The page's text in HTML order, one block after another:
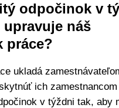
odpočinok v
upravuje náš
práce?
ukladá
ich zamestnancom
v týždni tak, aby